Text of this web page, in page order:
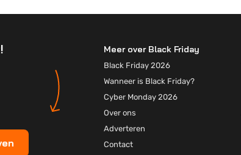
Meer over Black Friday
Black Friday 2026
Wanneer is Black Friday?
Cyber Monday 2026
Over ons
Adverteren
Contact